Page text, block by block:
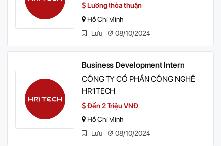
Lương thỏa thuận
Hồ Chí Minh
Lưu
08/10/2024
Business Development Intern
CÔNG TY CỔ PHẦN CÔNG NGHỆ
HR1TECH
Đến 2 Triệu VNĐ
Hồ Chí Minh
Lưu
08/10/2024